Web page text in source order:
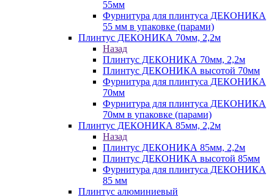
55мм
Фурнитура для плинтуса ДЕКОНИКА
55 мм в упаковке (парами)
Плинтус ДЕКОНИКА 70мм, 2,2м
Назад
Плинтус ДЕКОНИКА 70мм, 2,2м
Плинтус ДЕКОНИКА высотой 70мм
Фурнитура для плинтуса ДЕКОНИКА
70мм
Фурнитура для плинтуса ДЕКОНИКА
70мм в упаковке (парами)
Плинтус ДЕКОНИКА 85мм, 2,2м
Назад
Плинтус ДЕКОНИКА 85мм, 2,2м
Плинтус ДЕКОНИКА высотой 85мм
Фурнитура для плинтуса ДЕКОНИКА
85 мм
Плинтус алюминиевый